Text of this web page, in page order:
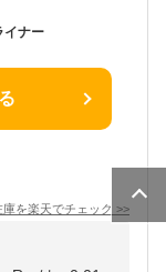
イナー
庫を楽天でチェック >>